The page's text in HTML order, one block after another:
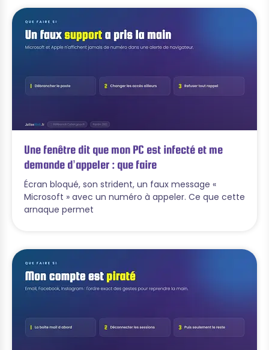
Une fenêtre dit que mon PC est infecté et me
demande d’appeler : que faire
Écran bloqué, son strident, un faux message «
Microsoft » avec un numéro à appeler. Ce que cette
arnaque permet